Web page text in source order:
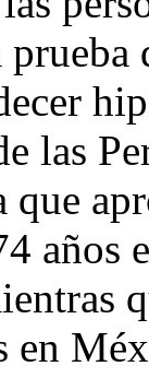
las
años
en